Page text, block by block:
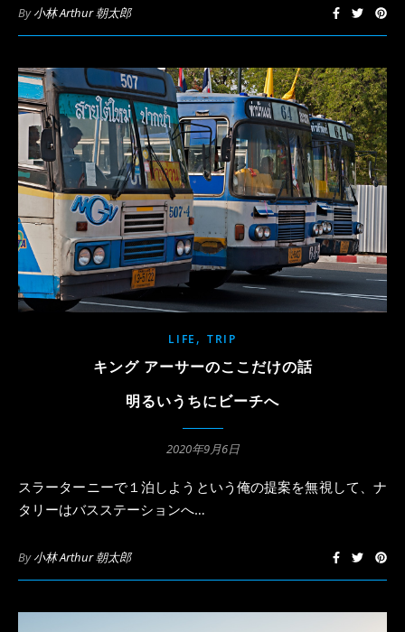
By小林 Arthur 朝太郎
LIFE , TRIP
キング アーサーのここだけの話
明るいうちにビーチへ
2020年9月6日
スラーターニーで１泊しようという俺の提案を無視して、ナ
タリーはバスステーションへ…
By小林 Arthur 朝太郎